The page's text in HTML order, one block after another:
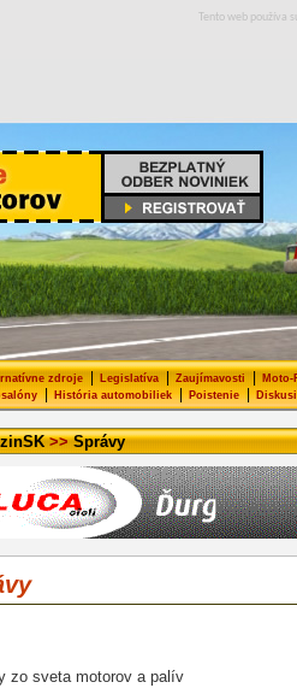
Tento web používa
zdroje Legislatíva Zaujímavosti Moto-
| História automobiliek| Poistenie|
>>Správy
zo sveta motorov a palív